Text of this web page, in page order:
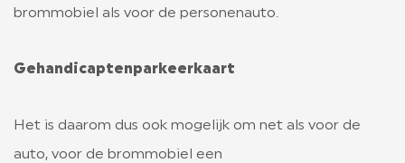
brommobiel als voor de personenauto.
Gehandicaptenparkeerkaart
Het is daarom dus ook mogelijk om net als voor de
auto, voor de brommobiel een